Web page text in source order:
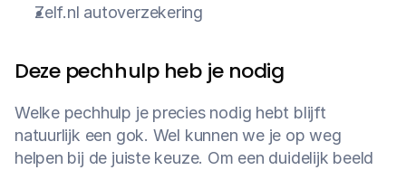
Zelf.nl autoverzekering
Deze pechhulp heb je nodig
Welke pechhulp je precies nodig hebt blijft
natuurlijk een gok. Wel kunnen we je op weg
helpen bij de juiste keuze. Om een duidelijk beeld